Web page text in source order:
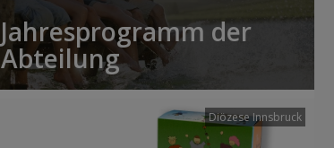
Jahresprogramm der
Abteilung
Diözese Innsbruck